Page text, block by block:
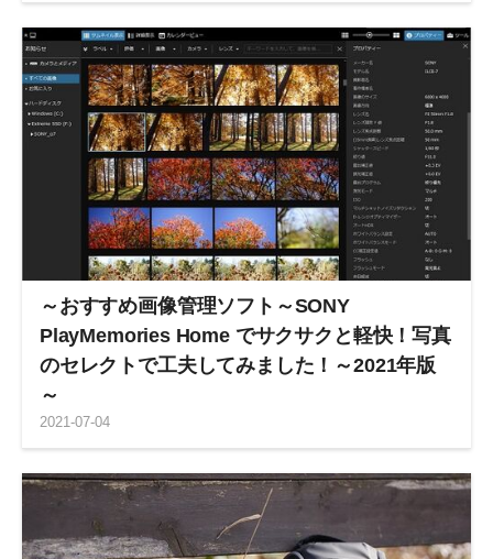
2021-07-04
～おすすめ画像管理ソフト～SONY
PlayMemories Home でサクサクと軽快！写真
のセレクトで工夫してみました！～2021年版
～